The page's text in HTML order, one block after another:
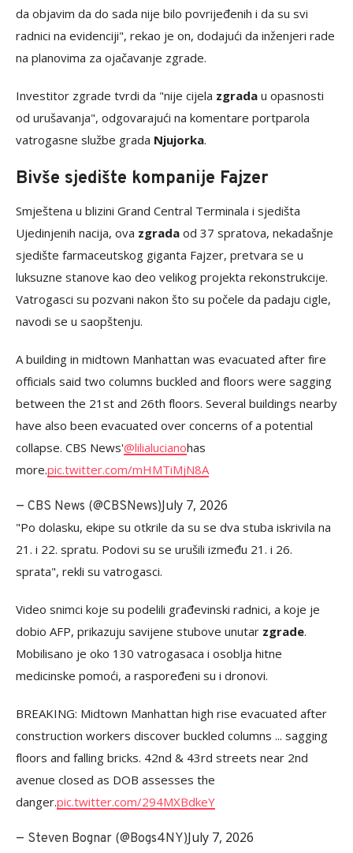
da objavim da do sada nije bilo povrijeđenih i da su svi
radnici na evidenciji", rekao je on, dodajući da inženjeri rade
na planovima za ojačavanje zgrade.
Investitor zgrade tvrdi da "nije cijela zgrada u opasnosti
od urušavanja", odgovarajući na komentare portparola
vatrogasne službe grada Njujorka.
Bivše sjedište kompanije Fajzer
Smještena u blizini Grand Central Terminala i sjedišta
Ujedinjenih nacija, ova zgrada od 37 spratova, nekadašnje
sjedište farmaceutskog giganta Fajzer, pretvara se u
luksuzne stanove kao deo velikog projekta rekonstrukcije.
Vatrogasci su pozvani nakon što su počele da padaju cigle,
navodi se u saopštenju.
A building in midtown Manhattan was evacuated after fire
officials said two columns buckled and floors were sagging
between the 21st and 26th floors. Several buildings nearby
have also been evacuated over concerns of a potential
collapse. CBS News'@lilialucianohas
more.pic.twitter.com/mHMTiMjN8A
— CBS News (@CBSNews)July 7, 2026
"Po dolasku, ekipe su otkrile da su se dva stuba iskrivila na
21. i 22. spratu. Podovi su se urušili između 21. i 26.
sprata", rekli su vatrogasci.
Video snimci koje su podelili građevinski radnici, a koje je
dobio AFP, prikazuju savijene stubove unutar zgrade.
Mobilisano je oko 130 vatrogasaca i osoblja hitne
medicinske pomoći, a raspoređeni su i dronovi.
BREAKING: Midtown Manhattan high rise evacuated after
construction workers discover buckled columns ... sagging
floors and falling bricks. 42nd & 43rd streets near 2nd
avenue closed as DOB assesses the
danger.pic.twitter.com/294MXBdkeY
— Steven Bognar (@Bogs4NY)July 7, 2026